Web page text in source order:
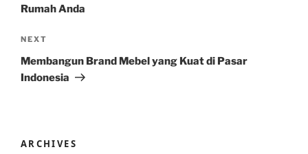
Rumah Anda
Next
Post
NEXT
Membangun Brand Mebel yang Kuat di Pasar
Indonesia
ARCHIVES